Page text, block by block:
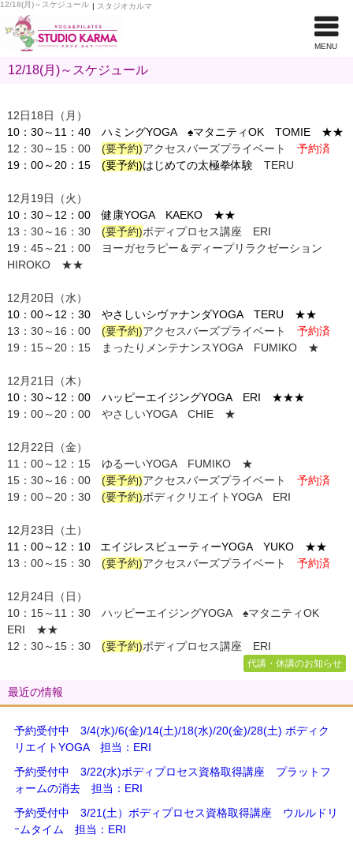
MENU
12/18(月)～スケジュール | スタジオカルマ
12/18(月)～スケジュール
12日18日（月）
10：30～11：40 ハミングYOGA ♠マタニティOK TOMIE ★★
12：30～15：00 (要予約)アクセスバーズプライベート 予約済
19：00～20：15 (要予約)はじめての太極拳体験 TERU
12月19日（火）
10：30～12：00健康YOGA KAEKO ★★
13：30～16：30 (要予約)ボディプロセス講座 ERI
19：45～21：00 ヨーガセラピー＆ディープリラクゼーション
HIROKO ★★
12月20日（水）
10：00～12：30 やさしいシヴァナンダYOGA TERU ★★
13：30～16：00 (要予約)アクセスバーズプライベート 予約済
19：15～20：15 まったりメンテナンスYOGA
FUMIKO ★
12月21日（木）
10：30～12：00
ハッピーエイジングYOGA ERI ★★★
19：00～20：00 やさしいYOGA CHIE ★
12月22日（金）
11：00～12：15 ゆるーいYOGA FUMIKO ★
15：30～16：00 (要予約)アクセスバーズプライベート 予約済
19：00～20：30 (要予約)ボディクリエイトYOGA ERI
12月23日（土）
11：00～12：10 エイジレスビューティーYOGA YUKO ★★
13：00～15：30 (要予約)アクセスバーズプライベート 予約済
12月24日（日）
10：15～11：30 ハッピーエイジングYOGA ♠マタニティOK
ERI ★★
12：30～15：30 (要予約)ボディプロセス講座 ERI
代講・休講のお知らせ
最近の情報
予約受付中 3/4(水)/6(金)/14(土)/18(水)/20(金)/28(土) ボディク
リエイトYOGA 担当：ERI
予約受付中 3/22(水)ボディプロセス資格取得講座 プラットフ
ォームの消去 担当：ERI
予約受付中 3/21(土）ボディプロセス資格取得講座 ウルルドリ
ｰムタイム 担当：ERI